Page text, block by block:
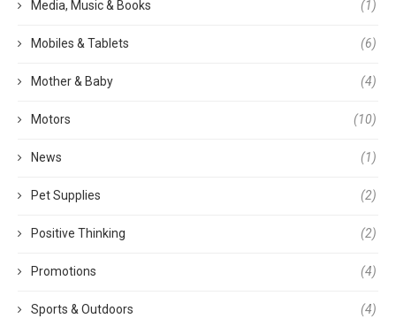
Media, Music & Books (1)
Mobiles & Tablets (6)
Mother & Baby (4)
Motors (10)
News (1)
Pet Supplies (2)
Positive Thinking (2)
Promotions (4)
Sports & Outdoors (4)